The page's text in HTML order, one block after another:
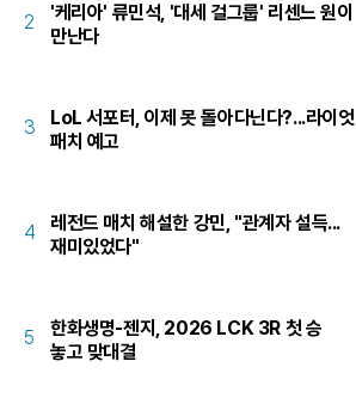
2
'케리아' 류민석, '대세 걸그룹' 리센느 원이
만난다
3
LoL 서포터, 이제 못 돌아다닌다?...라이엇
패치 예고
4
레전드 매치 해설한 강민, "관계자 설득...
재미있었다"
5
한화생명-젠지, 2026 LCK 3R 첫 승
놓고 맞대결